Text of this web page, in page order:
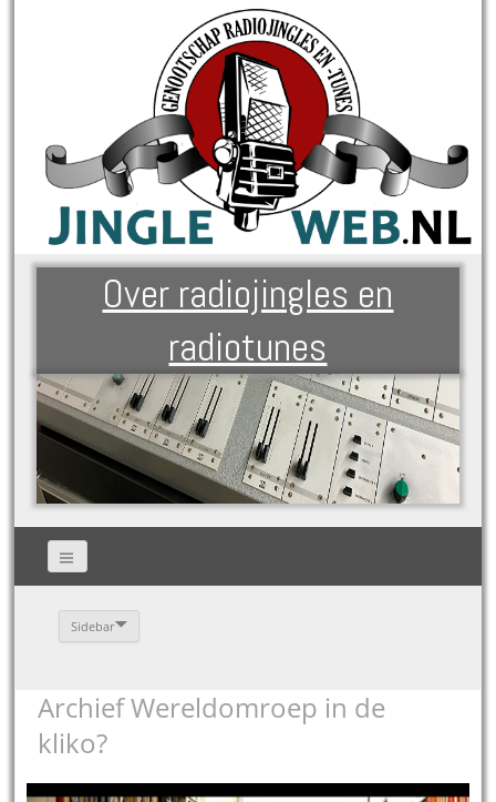
Over radiojingles en
radiotunes
Sidebar
Archief Wereldomroep in de
kliko?